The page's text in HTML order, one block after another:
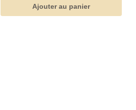
Ajouter au panier